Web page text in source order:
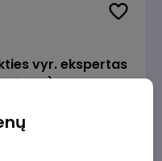
vyr. ekspertas
LT)